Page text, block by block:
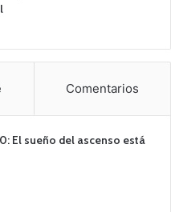
Comentarios
El sueño del ascenso está